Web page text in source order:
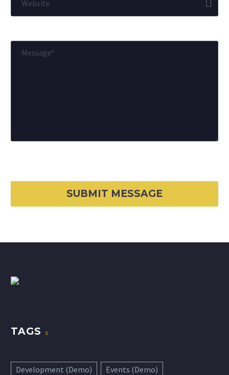
TAGS
Development (Demo)
Events (Demo)